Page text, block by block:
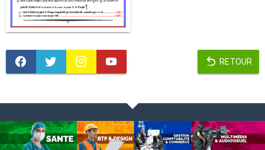
RETOUR